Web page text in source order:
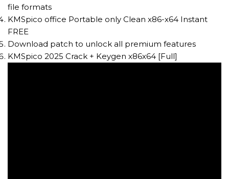
file formats
KMSpico office Portable only Clean x86-x64 Instant
FREE
Download patch to unlock all premium features
KMSpico 2025 Crack + Keygen x86x64 [Full]